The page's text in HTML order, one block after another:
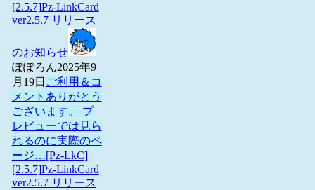
[2.5.7]Pz-LinkCard
ver2.5.7 リリース
のお知らせ
ぽぽろん2025年9
月19日 ご利用＆コ
メントありがとう
ございます。 プ
レビューでは見ら
れるのに実際のペ
ージ…[Pz-LkC]
[2.5.7]Pz-LinkCard
ver2.5.7 リリース